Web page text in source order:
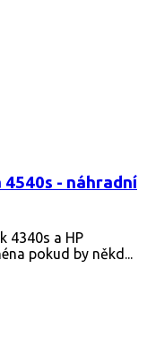
- náhradní
4340s a HP
pokud by někd...